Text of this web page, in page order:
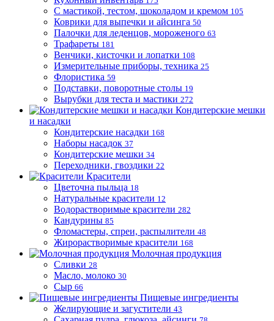
С мастикой, тестом, шоколадом и кремом 105
Коврики для выпечки и айсинга 50
Палочки для леденцов, мороженого 63
Трафареты 181
Венчики, кисточки и лопатки 108
Измерительные приборы, техника 25
Флористика 59
Подставки, поворотные столы 19
Вырубки для теста и мастики 272
Кондитерские мешки
и насадки
Кондитерские насадки 168
Наборы насадок 37
Кондитерские мешки 34
Переходники, гвоздики 22
Красители
Цветочна пыльца 18
Натуральные красители 12
Водорастворимые красители 282
Кандурины 85
Фломастеры, спреи, распылители 48
Жирорастворимые красители 168
Молочная продукция
Сливки 28
Масло, молоко 30
Сыр 66
Пищевые ингредиенты
Желирующие и загустители 43